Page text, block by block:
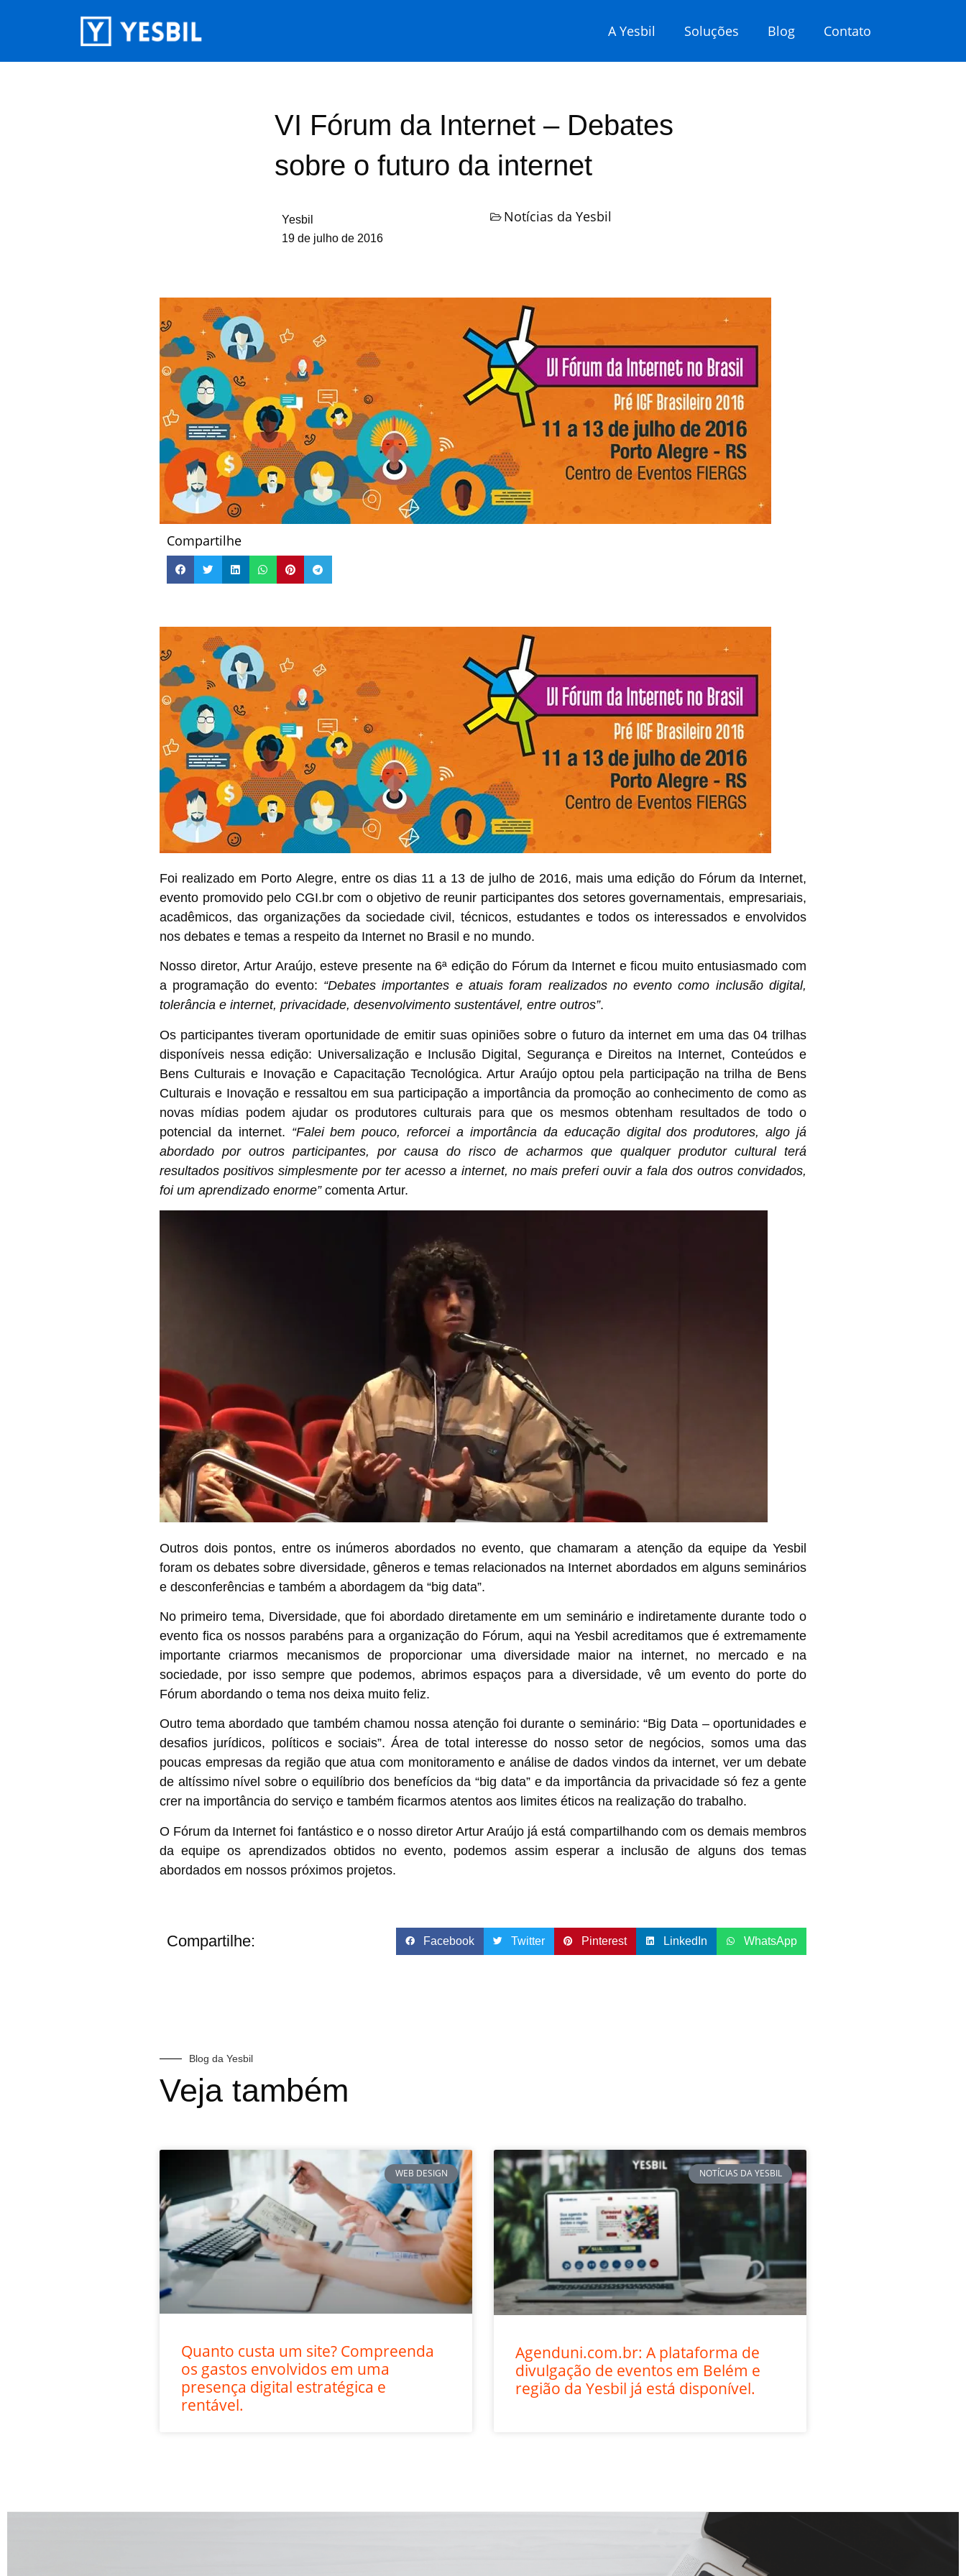
A Yesbil Soluções Blog Contato
VI Fórum da Internet – Debates
sobre o futuro da internet
Yesbil
19 de julho de 2016
Notícias da Yesbil
Compartilhe
Foi realizado em Porto Alegre, entre os dias 11 a 13 de julho de 2016, mais uma edição do Fórum da Internet,
evento promovido pelo CGI.brcom o objetivo de reunir participantes dos setores governamentais, empresariais,
acadêmicos, das organizações da sociedade civil, técnicos, estudantes e todos os interessados e envolvidos
nos debates e temas a respeito da Internet no Brasil e no mundo.
Nosso diretor,Artur Araújo, esteve presente na 6ª edição do Fórum da Internet e ficou muito entusiasmado com
a programação do evento: “Debates importantes e atuais foram realizados no evento como inclusão digital,
tolerância e internet, privacidade, desenvolvimento sustentável, entre outros”.
Os participantes tiveram oportunidade de emitir suas opiniões sobre o futuro da internet em uma das 04 trilhas
disponíveis nessa edição: Universalização e Inclusão Digital, Segurança e Direitos na Internet, Conteúdos e
Bens Culturais e Inovação e Capacitação Tecnológica. Artur Araújo optou pela participação na trilha de Bens
Culturais e Inovação e ressaltou em sua participação a importância da promoção ao conhecimento de como as
novas mídias podem ajudar os produtores culturais para que os mesmos obtenham resultados de todo o
potencial da internet. “Falei bem pouco, reforcei a importância da educação digital dos produtores, algo já
abordado por outros participantes, por causa do risco de acharmos que qualquer produtor cultural terá
resultados positivos simplesmente por ter acesso a internet, no mais preferi ouvir a fala dos outros convidados,
foi um aprendizado enorme”comenta Artur.
Outros dois pontos, entre os inúmeros abordados no evento, que chamaram a atenção da equipe da Yesbil
foram os debates sobre diversidade, gêneros e temas relacionados na Internet abordados em alguns seminários
e desconferências e também a abordagem da “big data”.
No primeiro tema, Diversidade, que foi abordado diretamente em um seminário e indiretamente durante todo o
evento fica os nossos parabéns para a organização do Fórum, aqui na Yesbil acreditamos que é extremamente
importante criarmos mecanismos de proporcionar uma diversidade maior na internet, no mercado e na
sociedade, por isso sempre que podemos, abrimos espaços para a diversidade, vê um evento do porte do
Fórum abordando o tema nos deixa muito feliz.
Outro tema abordado que também chamou nossa atenção foi durante o seminário:“Big Data – oportunidades e
desafios jurídicos, políticos e sociais”. Área de total interesse do nosso setor de negócios, somos uma das
poucas empresas da região que atua com monitoramento e análise de dados vindos da internet, ver um debate
de altíssimo nível sobre o equilíbrio dos benefícios da “big data” e da importância da privacidade só fez a gente
crer na importância do serviço e também ficarmos atentos aos limites éticos na realização do trabalho.
O Fórum da Internet foi fantástico e o nosso diretor Artur Araújo já está compartilhando com os demais membros
da equipe os aprendizados obtidos no evento, podemos assim esperar a inclusão de alguns dos temas
abordados em nossos próximos projetos.
Compartilhe: Facebook Twitter Pinterest LinkedIn WhatsApp
Blog da Yesbil
Veja também
WEB DESIGN
Quanto custa um site? Compreenda
os gastos envolvidos em uma
presença digital estratégica e
rentável.
NOTÍCIAS DA YESBIL
Agenduni.com.br: A plataforma de
divulgação de eventos em Belém e
região da Yesbil já está disponível.